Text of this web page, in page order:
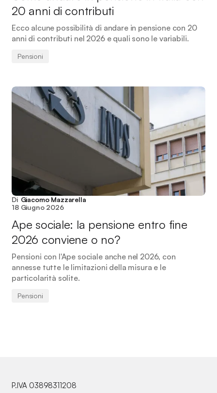
20 anni di contributi
Ecco alcune possibilità di andare in pensione con 20
anni di contributi nel 2026 e quali sono le variabili.
Pensioni
Di Giacomo Mazzarella
18 Giugno 2026
Ape sociale: la pensione entro fine
2026 conviene o no?
Pensioni con l'Ape sociale anche nel 2026, con
annesse tutte le limitazioni della misura e le
particolarità solite.
Pensioni
P.IVA 03898311208